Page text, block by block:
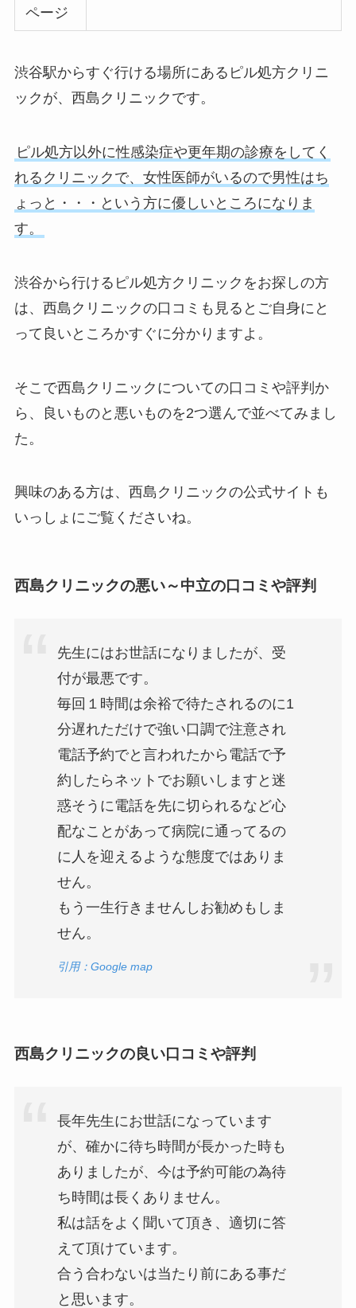
ページ
渋谷駅からすぐ行ける場所にあるピル処方クリニ
ックが、西島クリニックです。
ピル処方以外に性感染症や更年期の診療をしてく
れるクリニックで、女性医師がいるので男性はち
ょっと・・・という方に優しいところになりま
す。
渋谷から行けるピル処方クリニックをお探しの方
は、西島クリニックの口コミも見るとご自身にと
って良いところかすぐに分かりますよ。
そこで西島クリニックについての口コミや評判か
ら、良いものと悪いものを2つ選んで並べてみまし
た。
興味のある方は、西島クリニックの公式サイトも
いっしょにご覧くださいね。
西島クリニックの悪い～中立の口コミや評判
先生にはお世話になりましたが、受
付が最悪です。
毎回１時間は余裕で待たされるのに1
分遅れただけで強い口調で注意され
電話予約でと言われたから電話で予
約したらネットでお願いしますと迷
惑そうに電話を先に切られるなど心
配なことがあって病院に通ってるの
に人を迎えるような態度ではありま
せん。
もう一生行きませんしお勧めもしま
せん。
引用：Google map
西島クリニックの良い口コミや評判
長年先生にお世話になっています
が、確かに待ち時間が長かった時も
ありましたが、今は予約可能の為待
ち時間は長くありません。
私は話をよく聞いて頂き、適切に答
えて頂けています。
合う合わないは当たり前にある事だ
と思います。